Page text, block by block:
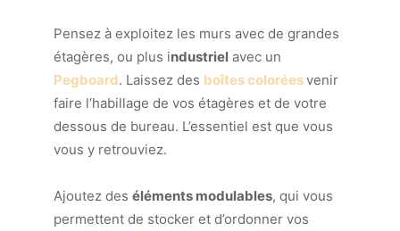
Pensez à exploitez les murs avec de grandes
étagères, ou plus industriel avec un
Pegboard. Laissez des boîtes coloréesvenir
faire l’habillage de vos étagères et de votre
dessous de bureau. L’essentiel est que vous
vous y retrouviez.
Ajoutez des éléments modulables, qui vous
permettent de stocker et d’ordonner vos